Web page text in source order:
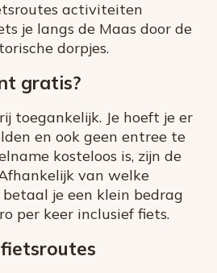
activiteiten
je langs de Maas door de
dorpjes.
gratis?
toegankelijk. Je hoeft je er
en ook geen entree te
kosteloos is, zijn de
van welke
je een klein bedrag
per keer inclusief fiets.